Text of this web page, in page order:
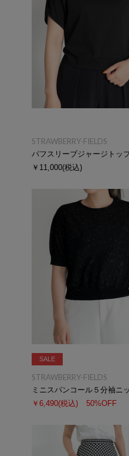
STRAWBERRY-FIELDS
パフスリーブジャージトッ
￥11,000(税込)
SALE
STRAWBERRY-FIELDS
ミニスパンコール５分袖ニ
￥6,490(税込) 50%OFF